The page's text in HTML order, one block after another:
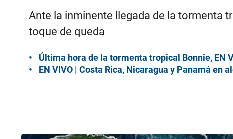
Ante la inminente llegada de la tormenta
toque de queda
Última hora de la tormenta tropical Bonnie, EN
EN VIVO | Costa Rica, Nicaragua y Panamá